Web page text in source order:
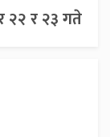
२२ र २३ गते